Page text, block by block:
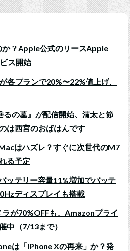
か？Apple公式のリースApple
ス開始
各プランで20%〜22%値上げ、
の墓』が配信開始、清太と節
は西宮のおばはんです
はハズレ？すぐに次世代のM7
る予定
ッテリー容量11%増加でバッテ
ディスプレイも搭載
ラが70%OFFも、Amazonプライ
中（7/13まで）
は「iPhone Xの再来」か？発